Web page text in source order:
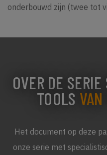
onderbouwd zijn (twee tot
OVER DE
TOOLS
Het document op deze
onze serie met